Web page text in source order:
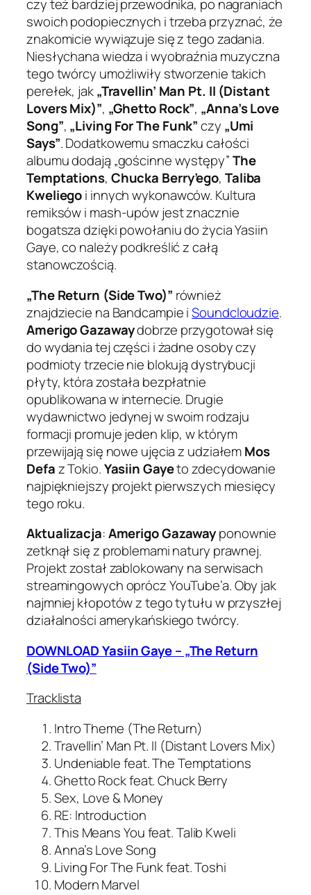
czy też bardziej przewodnika, po nagraniach
swoich podopiecznych i trzeba przyznać, że
znakomicie wywiązuje się z tego zadania.
Niesłychana wiedza i wyobraźnia muzyczna
tego twórcy umożliwiły stworzenie takich
perełek, jak„Travellin’ Man Pt. II (Distant
Lovers Mix)”, „Ghetto Rock”, „Anna’s Love
Song”, „Living For The Funk”czy „Umi
Says”. Dodatkowemu smaczku całości
albumu dodają „gościnne występy”The
Temptations, Chucka Berry’ego, Taliba
Kweliegoi innych wykonawców. Kultura
remiksów i mash-upów jest znacznie
bogatsza dzięki powołaniu do życia Yasiin
Gaye, co należy podkreślić z całą
stanowczością.
„The Return (Side Two)” również
znajdziecie na Bandcampie iSoundcloudzie.
Amerigo Gazawaydobrze przygotował się
do wydania tej części i żadne osoby czy
podmioty trzecie nie blokują dystrybucji
płyty, która została bezpłatnie
opublikowana w internecie. Drugie
wydawnictwo jedynej w swoim rodzaju
formacji promuje jeden klip, w którym
przewijają się nowe ujęcia z udziałemMos
Defaz Tokio.Yasiin Gayeto zdecydowanie
najpiękniejszy projekt pierwszych miesięcy
tego roku.
Aktualizacja:Amerigo Gazawayponownie
zetknął się z problemami natury prawnej.
Projekt został zablokowany na serwisach
streamingowych oprócz YouTube’a. Oby jak
najmniej kłopotów z tego tytułu w przyszłej
działalności amerykańskiego twórcy.
DOWNLOAD Yasiin Gaye – „The Return
(Side Two)”
Tracklista
Intro Theme (The Return)
Travellin’ Man Pt. II (Distant Lovers Mix)
Undeniable feat. The Temptations
Ghetto Rock feat. Chuck Berry
Sex, Love & Money
RE: Introduction
This Means You feat. Talib Kweli
Anna’s Love Song
Living For The Funk feat. Toshi
Modern Marvel